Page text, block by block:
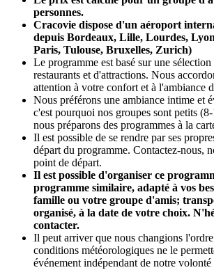
personnes.
Cracovie dispose d'un aéroport
depuis Bordeaux, Lille, Lourdes,
Paris, Tulouse, Bruxelles, Zurich)
Le programme est basé sur une
restaurants et d'attractions. Nous
attention à votre confort et à l'ambiance
Nous préférons une ambiance intime et
c'est pourquoi nos groupes sont petits
nous préparons des programmes à la
Il est possible de se rendre par ses
départ du programme. Contactez-nous,
point de départ.
Il est possible d'organiser ce
programme similaire, adapté à vos
famille ou votre groupe d'amis;
organisé, à la date de votre choix.
contacter.
Il peut arriver que nous changions
conditions météorologiques ne le
événement indépendant de notre volonté